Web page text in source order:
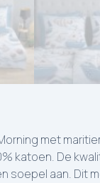
met
katoen. De
soepel aan. Dit